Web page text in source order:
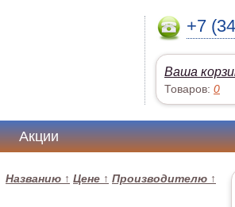
+7
Ваша
Товаров: 0
Акции
Названию ↑ Цене ↑ Производителю ↑